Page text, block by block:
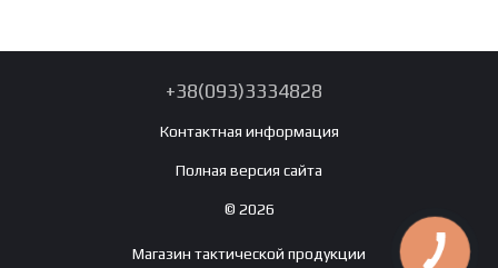
+38(093)3334828
Контактная информация
Полная версия сайта
© 2026
Магазин тактической продукции